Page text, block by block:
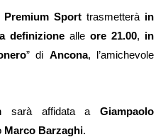
Premium Sporttrasmetterà in
definizione alle ore 21.00, in
” di Ancona, l’amichevole
sarà affidata a Giampaolo
Marco Barzaghi.